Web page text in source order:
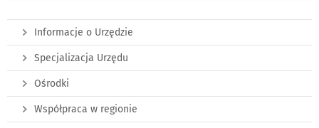
Informacje o Urzędzie
Specjalizacja Urzędu
Ośrodki
Współpraca w regionie